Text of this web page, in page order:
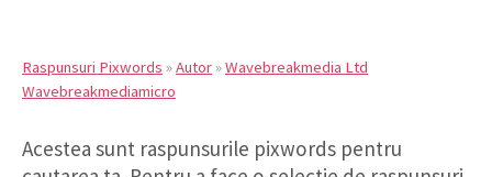
Raspunsuri Pixwords »Autor»Wavebreakmedia Ltd
Wavebreakmediamicro
Acestea sunt raspunsurile pixwords pentru